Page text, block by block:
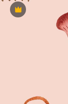
Premium